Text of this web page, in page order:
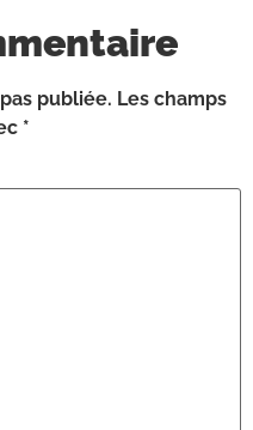
publiée. Les champs
*